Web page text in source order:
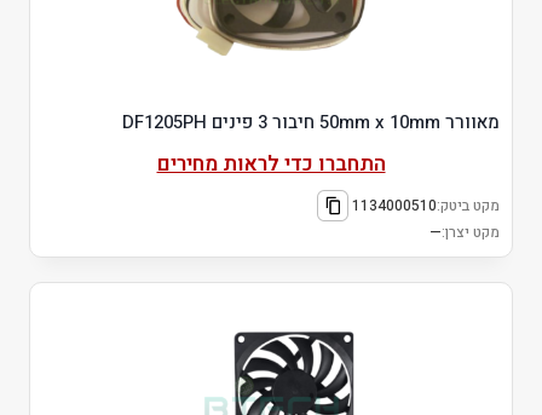
מאוורר 50mm x 10mm חיבור 3 פינים DF1205PH
התחברו כדי לראות מחירים
מקט ביטק:1134000510
מקט יצרן:—